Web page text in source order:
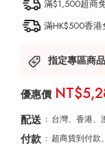
滿$1,500超商
滿HK$500香港
指定專區商
配送 : 台灣、香港、
付款 : 超商貨到付款